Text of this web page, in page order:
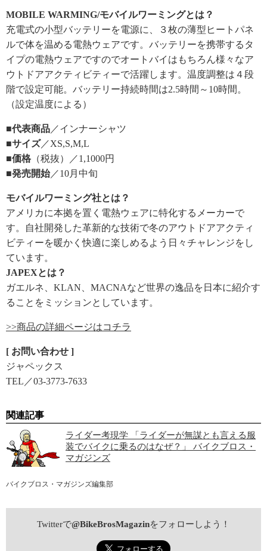
MOBILE WARMING/モバイルワーミングとは？
充電式の小型バッテリーを電源に、３枚の薄型ヒートパネ
ルで体を温める電熱ウェアです。バッテリーを携帯するタ
イプの電熱ウェアですのでオートバイはもちろん様々なア
ウトドアアクティビティーで活躍します。温度調整は４段
階で設定可能。バッテリー持続時間は2.5時間～10時間。
（設定温度による）
■代表商品 ／インナーシャツ
■サイズ／XS,S,M,L
■価格 （税抜）／1,1000円
■発売開始／10月中旬
モバイルワーミング社とは？
アメリカに本拠を置く電熱ウェアに特化するメーカーで
す。自社開発した革新的な技術で冬のアウトドアアクティ
ビティーを暖かく快適に楽しめるよう日々チャレンジをし
ています。
JAPEXとは？
ガエルネ、KLAN、MACNAなど世界の逸品を日本に紹介す
ることをミッションとしています。
>>商品の詳細ページはコチラ
[ お問い合わせ ]
ジャペックス
TEL／03-3773-7633
関連記事
ライダー考現学 「ライダーが無謀とも言える服
装でバイクに乗るのはなぜ？」 バイクブロス・
マガジンズ
バイクブロス・マガジンズ編集部
Twitterで@BikeBrosMagazinをフォローしよう！